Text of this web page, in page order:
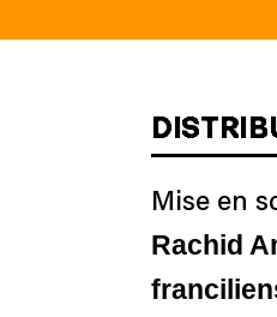
Mise en
Rachid